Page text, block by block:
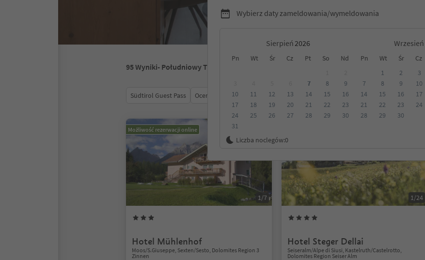
Wybierz daty zameldowania/wymeldowania
Sierpień Wrzesień
Pn Wt Śr Cz Pt So Nd Pn Wt Śr Cz
7 8
9
10
11 12 13 14 15
16
17
18 19 20 21 22
23
24
25 26 27 28 29
30
31
1 2 3
7
8 9 10
14
15 16 17
21
22 23 24
28
29 30
Liczba noclegów:0
95Wyniki- Południowy Tyrol
Südtirol Guest Pass Ocena Kategoria Opcje wyżywienia Ekologiczne zakwaterowanie
Możliwość rezerwacji online
1/7
Hotel Mühlenhof
Moos/S.Giuseppe, Sexten/Sesto, Dolomites Region 3
Zinnen
1/24
Hotel Steger Dellai
Seiseralm/Alpe di Siusi, Kastelruth/Castelrotto,
Dolomites Region Seiser Alm